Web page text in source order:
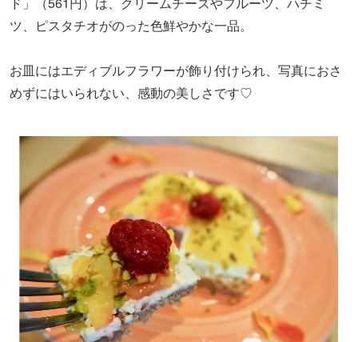
ツ、ピスタチオがのった色鮮やかな一品。
お皿にはエディブルフラワーが飾り付けられ、写真におさ
めずにはいられない、感動の美しさです♡